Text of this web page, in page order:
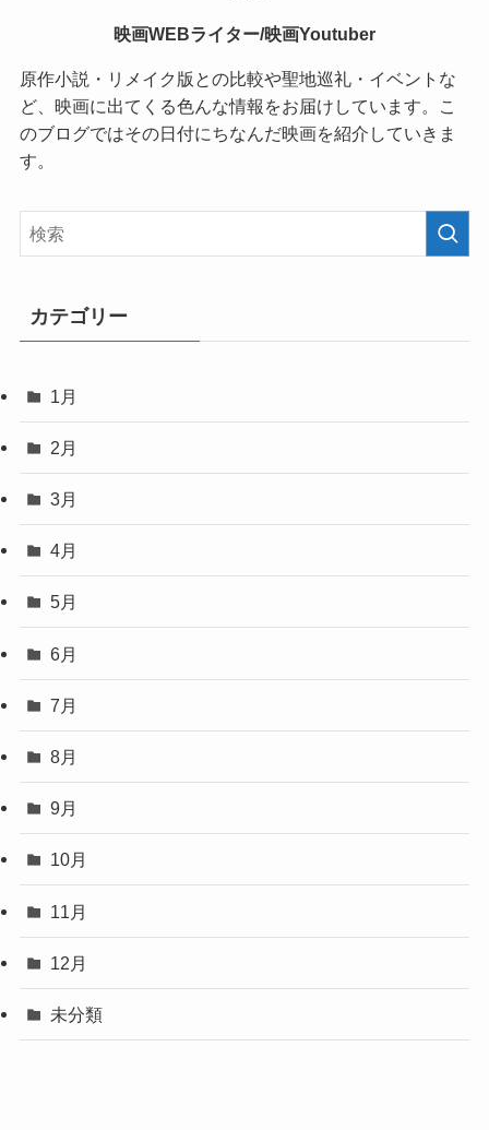
映画WEBライター/映画Youtuber
原作小説・リメイク版との比較や聖地巡礼・イベントな
ど、映画に出てくる色んな情報をお届けしています。こ
のブログではその日付にちなんだ映画を紹介していきま
す。
カテゴリー
1月
2月
3月
4月
5月
6月
7月
8月
9月
10月
11月
12月
未分類